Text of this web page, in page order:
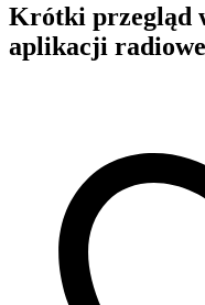
Krótki przegląd
aplikacji